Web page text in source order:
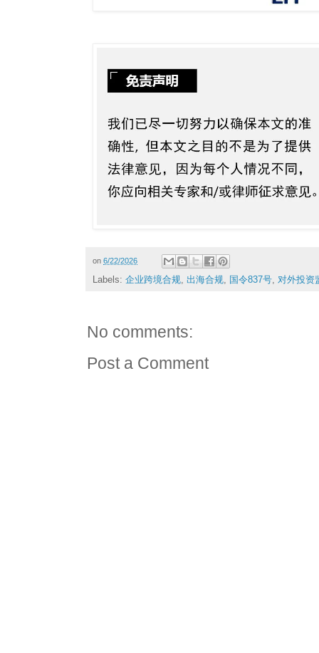
on 6/22/2026
Labels: 企业跨境合规, 出海合规, 国令837号, 对外投资
No comments:
Post a Comment